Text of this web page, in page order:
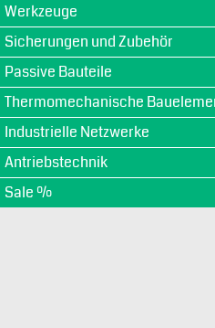
Werkzeuge
Sicherungen und Zubehör
Passive Bauteile
Thermomechanische
Industrielle Netzwerke
Antriebstechnik
Sale %